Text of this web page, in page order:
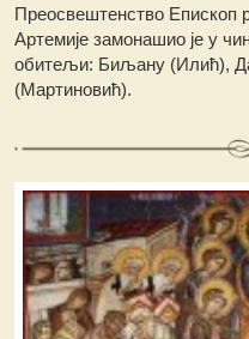
Преосвештенство Епископ
Артемије замонашио је у
обитељи: Биљану (Илић),
(Мартиновић).